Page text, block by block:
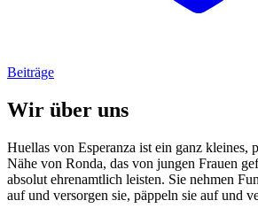
Beiträge
Wir über uns
Huellas von Esperanza ist ein ganz kleines,
Nähe von Ronda, das von jungen Frauen
absolut ehrenamtlich leisten. Sie nehmen
auf und versorgen sie, päppeln sie auf und